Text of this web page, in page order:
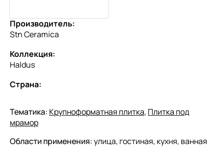
Производитель:
Stn Ceramica
Коллекция:
Haldus
Страна:
Тематика: Крупноформатная плитка, Плитка под
мрамор
Области применения:улица, гостиная, кухня, ванная